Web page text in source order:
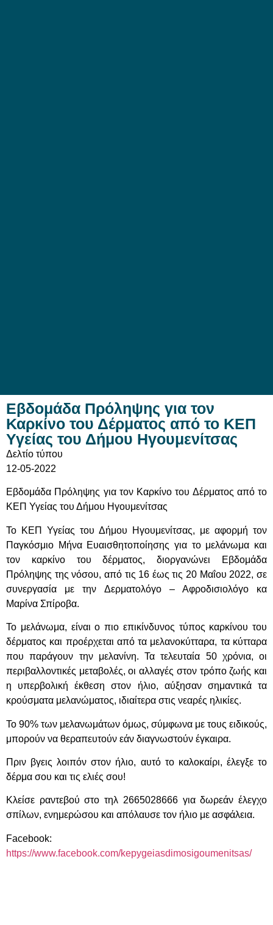
Εβδομάδα Πρόληψης για τον
Καρκίνο του Δέρματος από το ΚΕΠ
Υγείας του Δήμου Ηγουμενίτσας
Δελτίο τύπου
12-05-2022
Εβδομάδα Πρόληψης για τον Καρκίνο του Δέρματος από το
ΚΕΠ Υγείας του Δήμου Ηγουμενίτσας
Το ΚΕΠ Υγείας του Δήμου Ηγουμενίτσας, με αφορμή τον
Παγκόσμιο Μήνα Ευαισθητοποίησης για το μελάνωμα και
τον καρκίνο του δέρματος, διοργανώνει Εβδομάδα
Πρόληψης της νόσου, από τις 16 έως τις 20 Μαΐου 2022, σε
συνεργασία με την Δερματολόγο – Αφροδισιολόγο κα
Μαρίνα Σπίροβα.
Το μελάνωμα, είναι ο πιο επικίνδυνος τύπος καρκίνου του
δέρματος και προέρχεται από τα μελανοκύτταρα, τα κύτταρα
που παράγουν την μελανίνη. Τα τελευταία 50 χρόνια, οι
περιβαλλοντικές μεταβολές, οι αλλαγές στον τρόπο ζωής και
η υπερβολική έκθεση στον ήλιο, αύξησαν σημαντικά τα
κρούσματα μελανώματος, ιδιαίτερα στις νεαρές ηλικίες.
Το 90% των μελανωμάτων όμως, σύμφωνα με τους ειδικούς,
μπορούν να θεραπευτούν εάν διαγνωστούν έγκαιρα.
Πριν βγεις λοιπόν στον ήλιο, αυτό το καλοκαίρι, έλεγξε το
δέρμα σου και τις ελιές σου!
Κλείσε ραντεβού στο τηλ 2665028666 για δωρεάν έλεγχο
σπίλων, ενημερώσου και απόλαυσε τον ήλιο με ασφάλεια.
Facebook:
https://www.facebook.com/kepygeiasdimosigoumenitsas/